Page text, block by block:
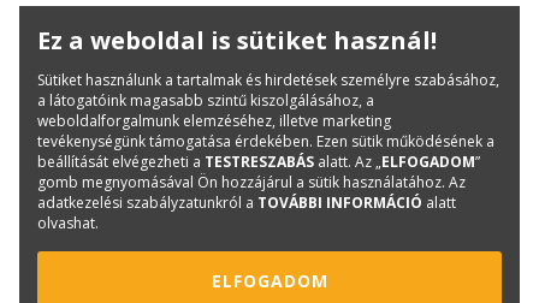
Oldalak száma:
98
Kiadó:
IM Kiadó és Mérnöki Iroda Kft.
Kiadás éve:
2023
Könyv nyelve:
magyar
Kötészet:
kartonált, ragasztókötött
Kérdése van?
Bernáth Klára
Ez a weboldal is sütiket használ!
Sütiket használunk a tartalmak és hirdetések személyre szabásához,
a látogatóink magasabb szintű kiszolgálásához, a
weboldalforgalmunk elemzéséhez, illetve marketing
tevékenységünk támogatása érdekében. Ezen sütik működésének a
beállítását elvégezheti a TESTRESZABÁS alatt. Az „ELFOGADOM”
gomb megnyomásával Ön hozzájárul a sütik használatához. Az
adatkezelési szabályzatunkról a TOVÁBBI INFORMÁCIÓ alatt
olvashat.
ELFOGADOM